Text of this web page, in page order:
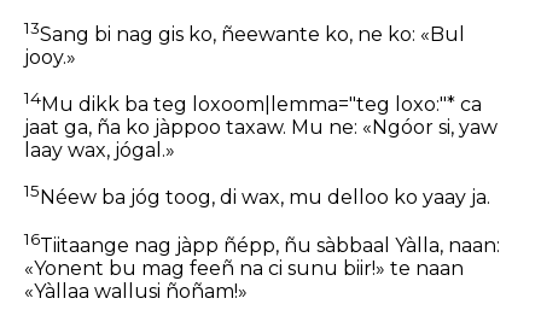
13Sang bi nag gis ko, ñeewante ko, ne ko: «Bul
jooy.»
14Mu dikk ba teg loxoom|lemma="teg loxo:"* ca
jaat ga, ña ko jàppoo taxaw. Mu ne: «Ngóor si, yaw
laay wax, jógal.»
15 Néew ba jóg toog, di wax, mu delloo ko yaay ja.
16Tiitaange nag jàpp ñépp, ñu sàbbaal Yàlla, naan:
«Yonent bu mag feeñ na ci sunu biir!» te naan
«Yàllaa wallusi ñoñam!»